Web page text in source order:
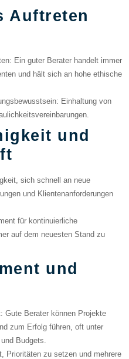
Auftreten
: Ein guter Berater handelt immer
und hält sich an hohe ethische
: Einhaltung von
und
sich schnell an neue
und Klientenanforderungen
für kontinuierliche
auf dem neuesten Stand zu
und
: Gute Berater können Projekte
zum Erfolg führen, oft unter
Budgets.
Prioritäten zu setzen und mehrere